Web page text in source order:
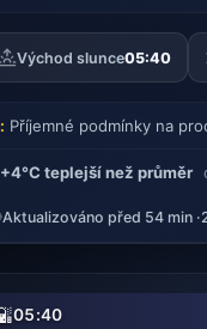
Východ slunce05:40
Příjemné podmínky na
+4°C teplejší než průměr
Aktualizováno před 54 min ·
05:40